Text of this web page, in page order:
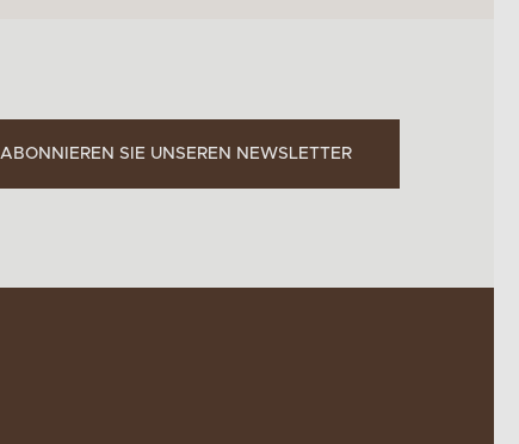
ABONNIEREN SIE UNSEREN NEWSLETTER